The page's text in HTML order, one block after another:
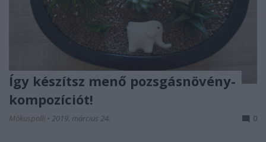
Így készítsz menő pozsgásnövény-
kompozíciót!
Mókuspolli • 2019. március 24. 0